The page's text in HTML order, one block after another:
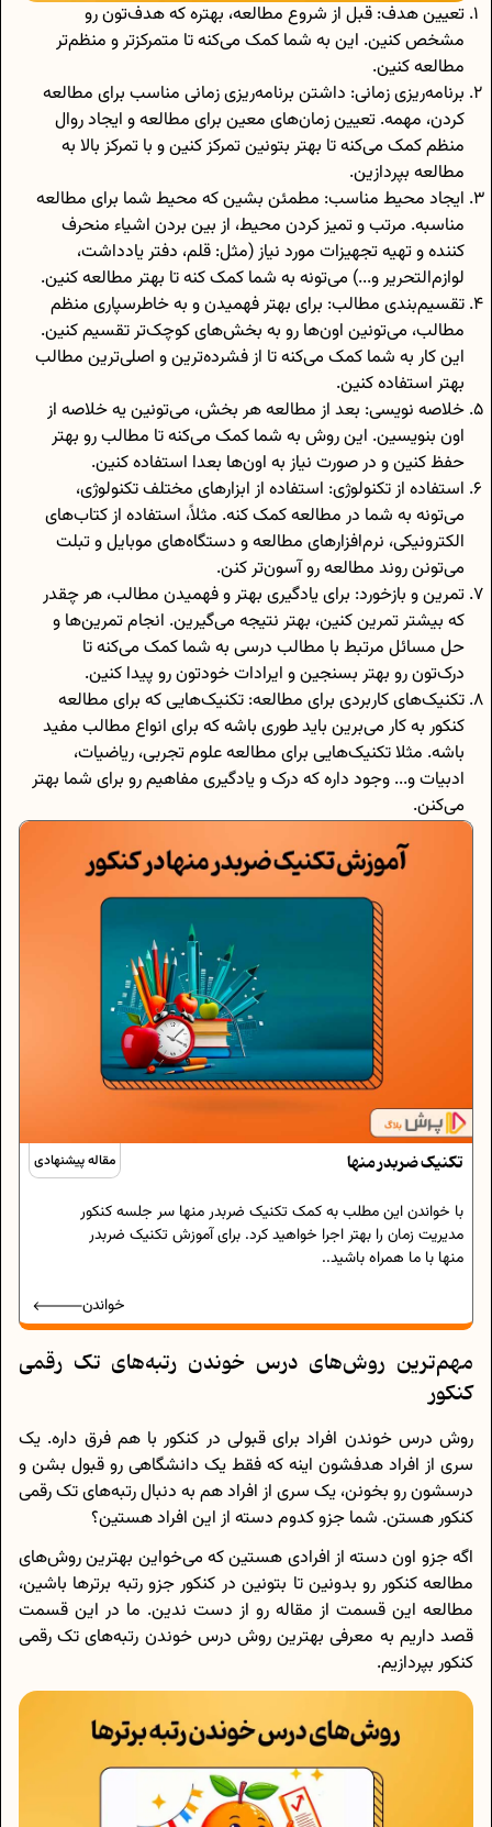
تعیین هدف: قبل از شروع مطالعه، بهتره که هدف‌تون رو
مشخص کنین. این به شما کمک می‌کنه تا متمرکزتر و منظم‌تر
مطالعه کنین.
برنامه‌ریزی زمانی: داشتن برنامه‌ریزی زمانی مناسب برای مطالعه
کردن، مهمه. تعیین زمان‌های معین برای مطالعه و ایجاد روال
منظم کمک می‌کنه تا بهتر بتونین تمرکز کنین و با تمرکز بالا به
مطالعه بپردازین.
ایجاد محیط مناسب: مطمئن بشین که محیط شما برای مطالعه
مناسبه. مرتب و تمیز کردن محیط، از بین بردن اشیاء منحرف
کننده و تهیه تجهیزات مورد نیاز (مثل: قلم، دفتر یادداشت،
لوازم‌التحریر و...) می‌تونه به شما کمک کنه تا بهتر مطالعه کنین.
تقسیم‌بندی مطالب: برای بهتر فهمیدن و به خاطرسپاری منظم
مطالب، می‌تونین اون‌ها رو به بخش‌های کوچک‌تر تقسیم کنین.
این کار به شما کمک می‌کنه تا از فشرده‌ترین و اصلی‌ترین مطالب
بهتر استفاده کنین.
خلاصه نویسی: بعد از مطالعه هر بخش، می‌تونین یه خلاصه‌ از
اون بنویسین. این روش به شما کمک می‌کنه تا مطالب رو بهتر
حفظ کنین و در صورت نیاز به اون‌ها بعدا استفاده کنین.
استفاده از تکنولوژی: استفاده از ابزارهای مختلف تکنولوژی،
می‌تونه به شما در مطالعه کمک کنه. مثلاً، استفاده از کتاب‌های
الکترونیکی، نرم‌افزارهای مطالعه و دستگاه‌های موبایل و تبلت
می‌تونن روند مطالعه رو آسون‌تر کنن.
تمرین و بازخورد: برای یادگیری بهتر و فهمیدن مطالب، هر چقدر
که بیشتر تمرین کنین، بهتر نتیجه می‌گیرین. انجام تمرین‌ها و
حل مسائل مرتبط با مطالب درسی به شما کمک می‌کنه تا
درک‌تون رو بهتر بسنجین و ایرادات خودتون رو پیدا کنین.
تکنیک‌های کاربردی برای مطالعه: تکنیک‌هایی که برای مطالعه
کنکور به کار می‌برین باید طوری باشه که برای انواع مطالب مفید
باشه. مثلا تکنیک‌هایی برای مطالعه علوم تجربی، ریاضیات،
ادبیات و... وجود داره که درک و یادگیری مفاهیم رو برای شما بهتر
می‌کنن.
مقاله پیشنهادی تکنیک ضربدر منها
با خواندن این مطلب به کمک تکنیک ضربدر منها سر جلسه کنکور
مدیریت زمان را بهتر اجرا خواهید کرد. برای آموزش تکنیک ضربدر
منها با ما همراه باشید..
خواندن
مهم‌ترین روش‌های درس خوندن رتبه‌های تک رقمی
کنکور
روش درس خوندن افراد برای قبولی در کنکور با هم فرق داره. یک
سری از افراد هدفشون اینه که فقط یک دانشگاهی رو قبول بشن و
درسشون رو بخونن، یک سری از افراد هم به دنبال رتبه‌های تک رقمی
کنکور هستن. شما جزو کدوم دسته از این افراد هستین؟
اگه جزو اون دسته از افرادی هستین که می‌خواین بهترین روش‌های
مطالعه کنکور رو بدونین تا بتونین در کنکور جزو رتبه برترها باشین،
مطالعه این قسمت از مقاله رو از دست ندین. ما در این قسمت
قصد داریم به معرفی بهترین روش درس خوندن رتبه‌های تک رقمی
کنکور بپردازیم.